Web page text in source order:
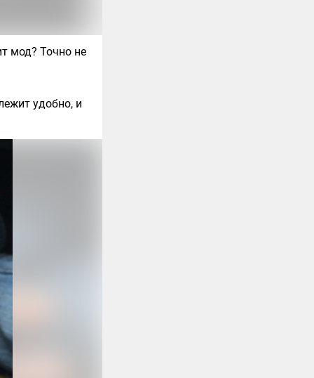
мод? Точно не
удобно, и